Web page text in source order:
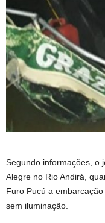
Segundo informações, o
Alegre no Rio Andirá,
Furo Pucú a
sem iluminação.